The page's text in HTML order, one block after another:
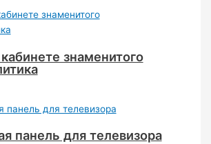
знаменитого
панель для телевизора